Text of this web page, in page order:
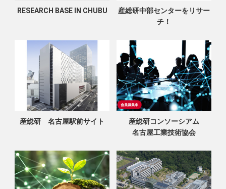
RESEARCH BASE IN CHUBU
産総研中部センターをリサー
チ！
産総研 名古屋駅前サイト
産総研コンソーシアム
名古屋工業技術協会